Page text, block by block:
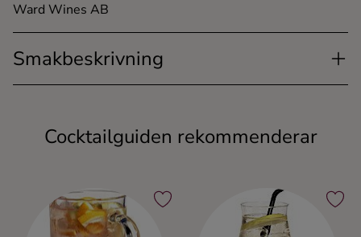
Ward Wines AB
Smakbeskrivning
Cocktailguiden rekommenderar